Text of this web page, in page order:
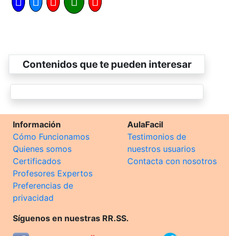
Contenidos que te pueden interesar
Información
Cómo Funcionamos
Quienes somos
Certificados
Profesores Expertos
Preferencias de
privacidad
AulaFacil
Testimonios de
nuestros usuarios
Contacta con nosotros
Síguenos en nuestras RR.SS.